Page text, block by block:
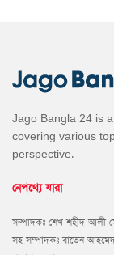
Jago Bangla 24 is
covering various
perspective.
নেপথ্যে যারা
সম্পাদকঃ শেখ শহীদ আলী
সহ সম্পাদকঃ বাতেন